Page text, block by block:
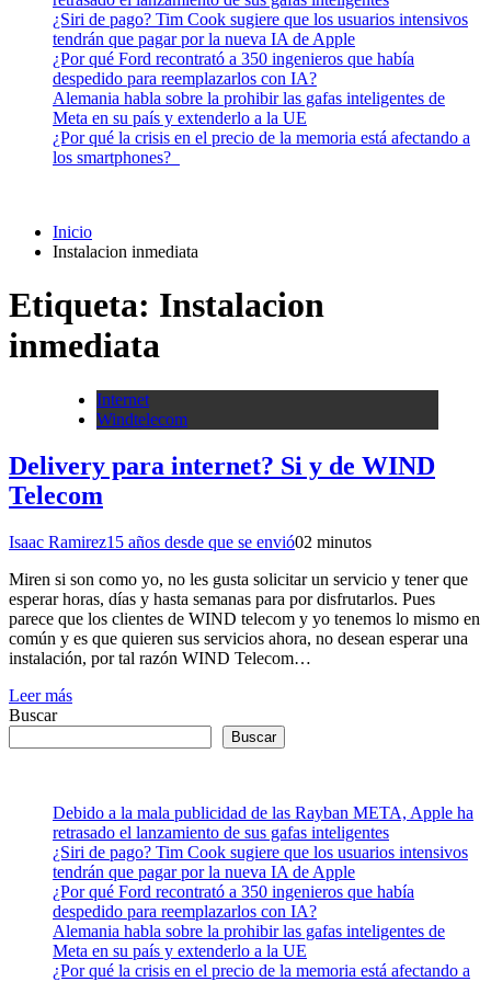
¿Siri de pago? Tim Cook sugiere que los usuarios intensivos
tendrán que pagar por la nueva IA de Apple
¿Por qué Ford recontrató a 350 ingenieros que había
despedido para reemplazarlos con IA?
Alemania habla sobre la prohibir las gafas inteligentes de
Meta en su país y extenderlo a la UE
¿Por qué la crisis en el precio de la memoria está afectando a
los smartphones?
Inicio
Instalacion inmediata
Etiqueta: Instalacion
inmediata
Internet
Windtelecom
Delivery para internet? Si y de WIND
Telecom
Isaac Ramirez15 años desde que se envió02 minutos
Miren si son como yo, no les gusta solicitar un servicio y tener que
esperar horas, días y hasta semanas para por disfrutarlos. Pues
parece que los clientes de WIND telecom y yo tenemos lo mismo en
común y es que quieren sus servicios ahora, no desean esperar una
instalación, por tal razón WIND Telecom…
Leer más
Buscar
Buscar
Debido a la mala publicidad de las Rayban META, Apple ha
retrasado el lanzamiento de sus gafas inteligentes
¿Siri de pago? Tim Cook sugiere que los usuarios intensivos
tendrán que pagar por la nueva IA de Apple
¿Por qué Ford recontrató a 350 ingenieros que había
despedido para reemplazarlos con IA?
Alemania habla sobre la prohibir las gafas inteligentes de
Meta en su país y extenderlo a la UE
¿Por qué la crisis en el precio de la memoria está afectando a